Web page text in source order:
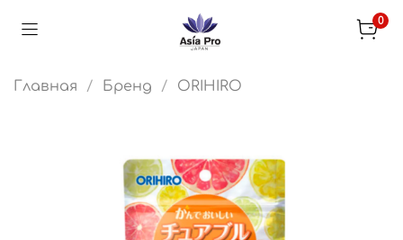
0
Главная Бренд ORIHIRO